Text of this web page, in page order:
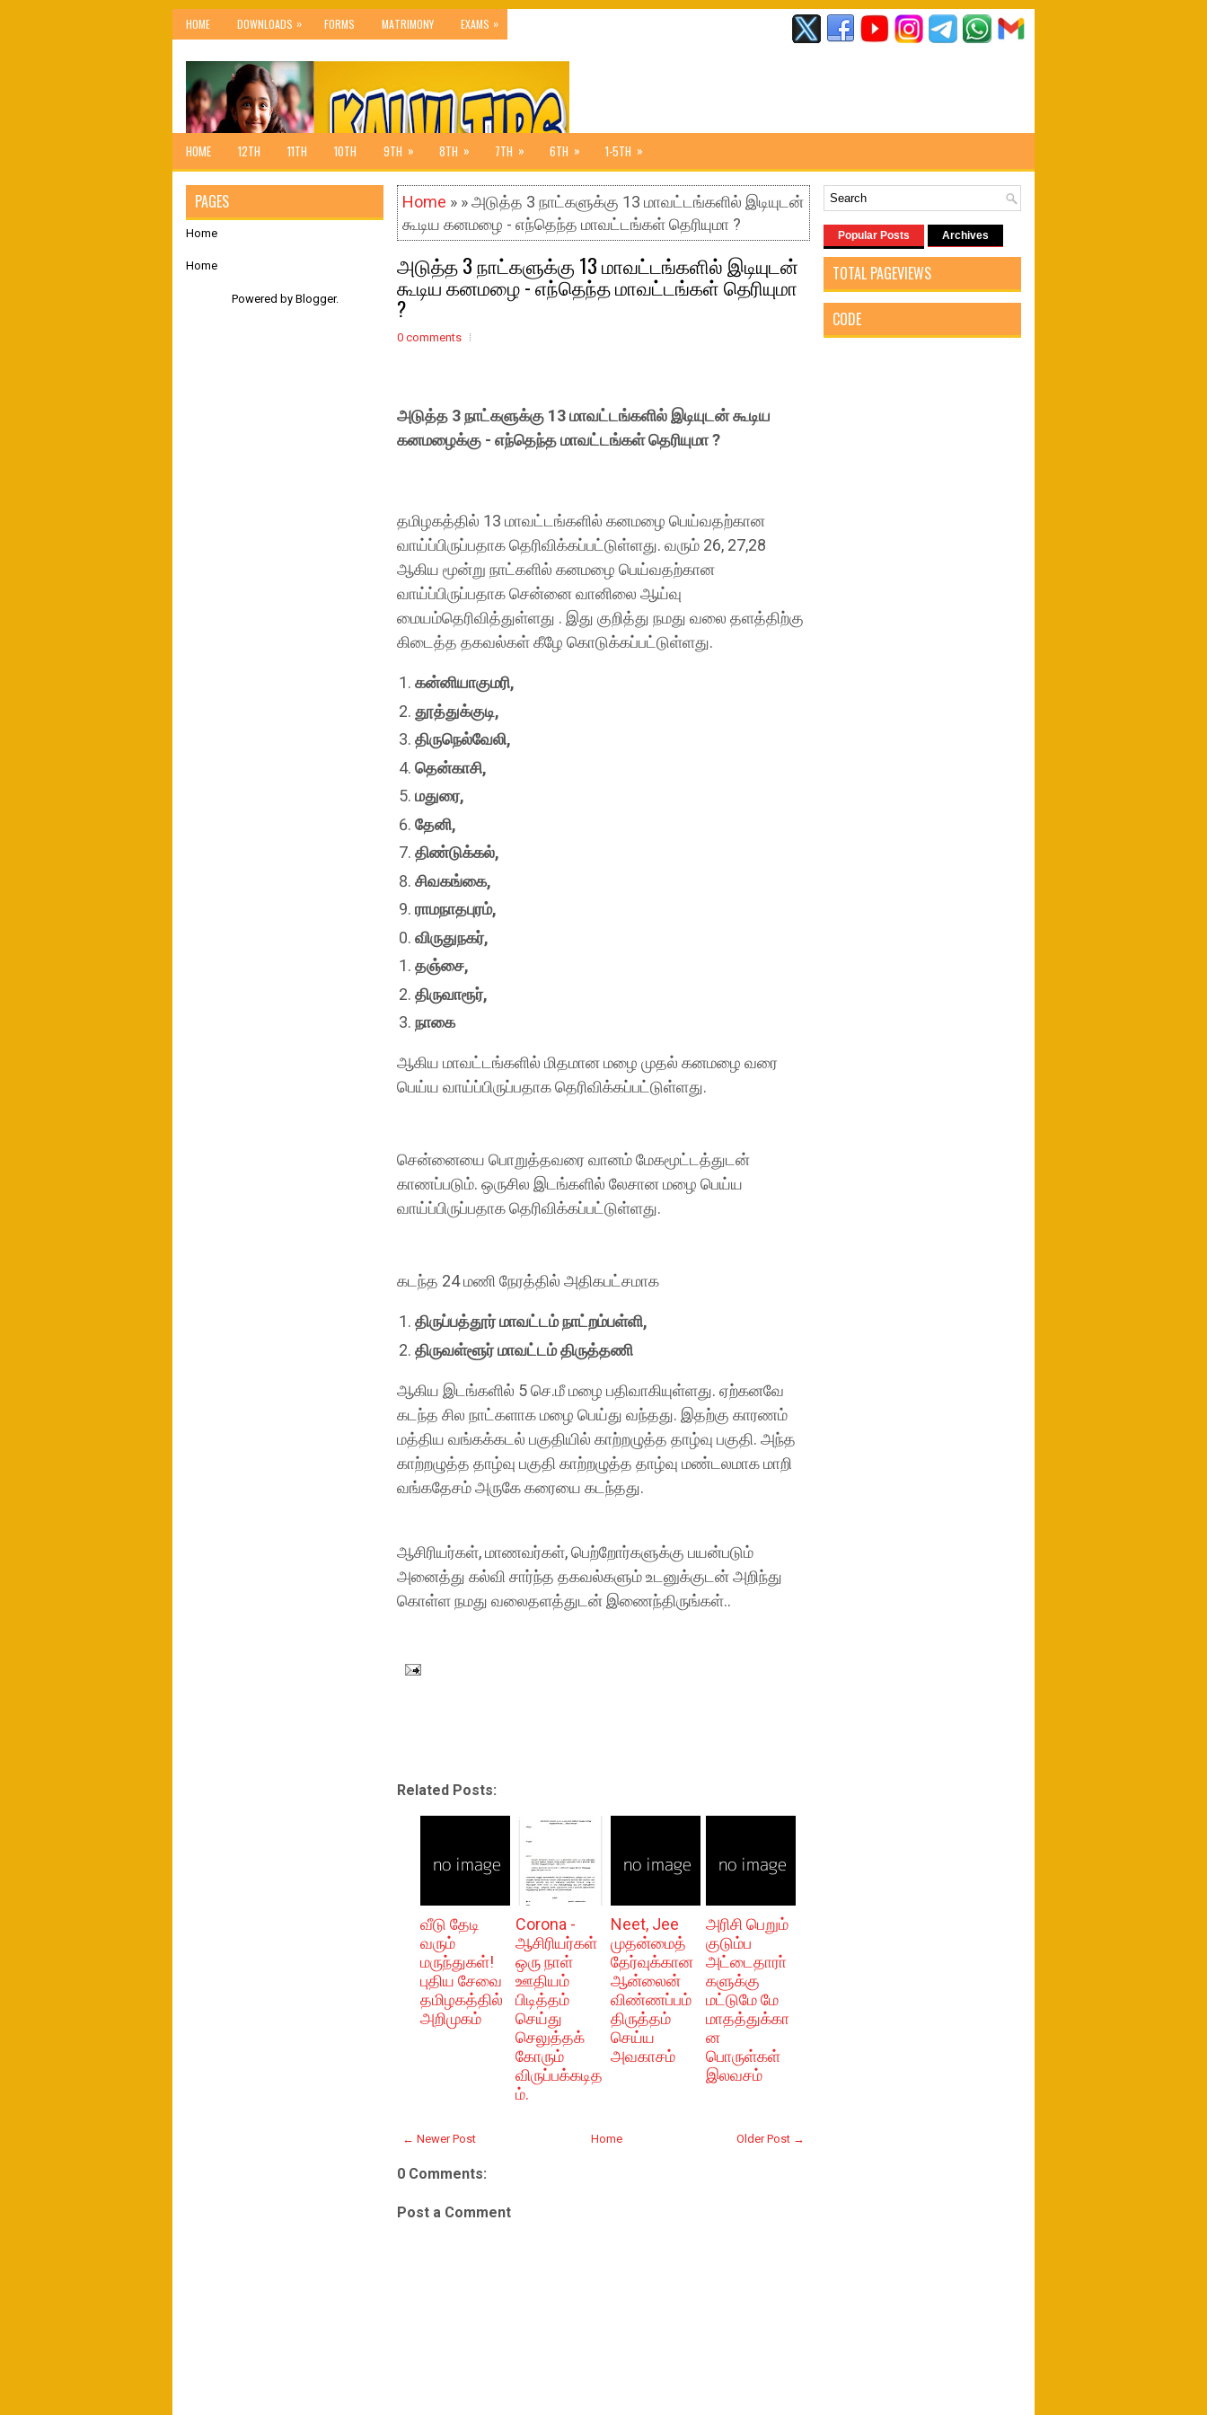
HOME DOWNLOADS » FORMS MATRIMONY EXAMS »
HOME 12TH 11TH 10TH 9TH » 8TH » 7TH » 6TH » 1-5TH »
Home » » அடுத்த 3 நாட்களுக்கு 13 மாவட்டங்களில் இடியுடன்
கூடிய கனமழை - எந்தெந்த மாவட்டங்கள் தெரியுமா ?
அடுத்த 3 நாட்களுக்கு 13 மாவட்டங்களில் இடியுடன்
கூடிய கனமழை - எந்தெந்த மாவட்டங்கள் தெரியுமா
?
0 comments
அடுத்த 3 நாட்களுக்கு 13 மாவட்டங்களில் இடியுடன் கூடிய
கனமழைக்கு - எந்தெந்த மாவட்டங்கள் தெரியுமா ?
தமிழகத்தில் 13 மாவட்டங்களில் கனமழை பெய்வதற்கான
வாய்ப்பிருப்பதாக தெரிவிக்கப்பட்டுள்ளது. வரும் 26, 27,28
ஆகிய மூன்று நாட்களில் கனமழை பெய்வதற்கான
வாய்ப்பிருப்பதாக சென்னை வானிலை ஆய்வு
மையம்தெரிவித்துள்ளது . இது குறித்து நமது வலை தளத்திற்கு
கிடைத்த தகவல்கள் கீழே கொடுக்கப்பட்டுள்ளது.
கன்னியாகுமரி,
தூத்துக்குடி,
திருநெல்வேலி,
தென்காசி,
மதுரை,
தேனி,
திண்டுக்கல்,
சிவகங்கை,
ராமநாதபுரம்,
விருதுநகர்,
தஞ்சை,
திருவாரூர்,
நாகை
ஆகிய மாவட்டங்களில் மிதமான மழை முதல் கனமழை வரை
பெய்ய வாய்ப்பிருப்பதாக தெரிவிக்கப்பட்டுள்ளது.
சென்னையை பொறுத்தவரை வானம் மேகமூட்டத்துடன்
காணப்படும். ஒருசில இடங்களில் லேசான மழை பெய்ய
வாய்ப்பிருப்பதாக தெரிவிக்கப்பட்டுள்ளது.
கடந்த 24 மணி நேரத்தில் அதிகபட்சமாக
திருப்பத்தூர் மாவட்டம் நாட்றம்பள்ளி,
திருவள்ளூர் மாவட்டம் திருத்தணி
ஆகிய இடங்களில் 5 செ.மீ மழை பதிவாகியுள்ளது. ஏற்கனவே
கடந்த சில நாட்களாக மழை பெய்து வந்தது. இதற்கு காரணம்
மத்திய வங்கக்கடல் பகுதியில் காற்றழுத்த தாழ்வு பகுதி. அந்த
காற்றழுத்த தாழ்வு பகுதி காற்றழுத்த தாழ்வு மண்டலமாக மாறி
வங்கதேசம் அருகே கரையை கடந்தது.
ஆசிரியர்கள், மாணவர்கள், பெற்றோர்களுக்கு பயன்படும்
அனைத்து கல்வி சார்ந்த தகவல்களும் உடனுக்குடன் அறிந்து
கொள்ள நமது வலைதளத்துடன் இணைந்திருங்கள்..
Related Posts:
வீடு தேடி
வரும்
மருந்துகள்!
புதிய சேவை
தமிழகத்தில்
அறிமுகம்
Corona -
ஆசிரியர்கள்
ஒரு நாள்
ஊதியம்
பிடித்தம்
செய்து
செலுத்தக்
கோரும்
விருப்பக்கடித
ம்.
Neet, Jee
முதன்மைத்
தேர்வுக்கான
ஆன்லைன்
விண்ணப்பம்
திருத்தம்
செய்ய
அவகாசம்
அரிசி பெறும்
குடும்ப
அட்டைதாரா்
களுக்கு
மட்டுமே மே
மாதத்துக்கா
ன
பொருள்கள்
இலவசம்
← Newer Post Older Post →
Home
0 Comments:
Post a Comment
PAGES
Home
Home
Powered by Blogger.
Popular Posts Archives
TOTAL PAGEVIEWS
CODE